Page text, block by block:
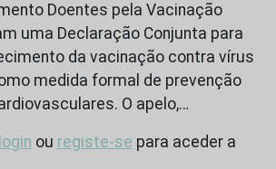
Doentes pela Vacinação
uma Declaração Conjunta para
da vacinação contra vírus
medida formal de prevenção
O apelo,…
login ou registe-se para aceder a